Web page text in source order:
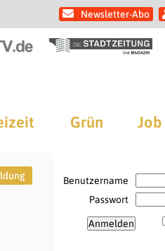
Newsletter-Abo
Grün Job
Benutzername
Passwort